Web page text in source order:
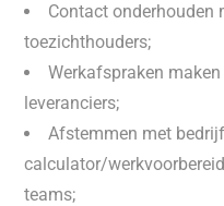
Contact onderhouden
toezichthouders;
Werkafspraken
leveranciers;
Afstemmen met
calculator/
teams;